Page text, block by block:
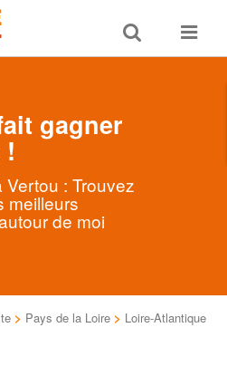
Toggle
search
Toggle
gagner
!
: Trouvez
meilleurs
de moi
> Pays de la Loire > Loire-Atlantique